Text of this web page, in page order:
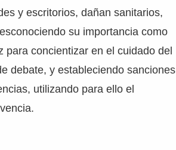
y escritorios, dañan sanitarios,
su importancia como
concientizar en el cuidado del
debate, y estableciendo sanciones
utilizando para ello el